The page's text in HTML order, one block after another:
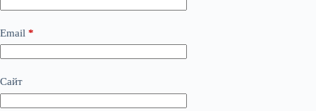
Email *
Сайт